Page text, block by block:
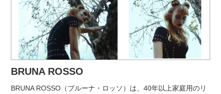
BRUNA ROSSO
BRUNA ROSSO（ブルーナ・ロッソ）は、40年以上家庭用のリ